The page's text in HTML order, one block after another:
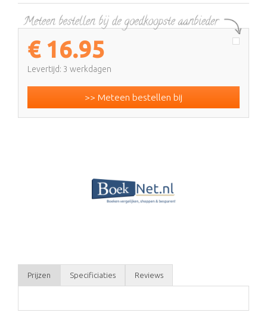
€ 16.95
Levertijd: 3 werkdagen
>> Meteen bestellen bij
Prijzen Specificiaties Reviews